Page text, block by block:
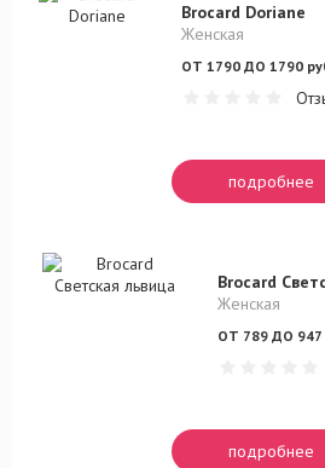
Brocard Doriane
Женская
ОТ 1790 ДО 1790
подробнее
Brocard
Женская
ОТ 789 ДО 947
подробнее